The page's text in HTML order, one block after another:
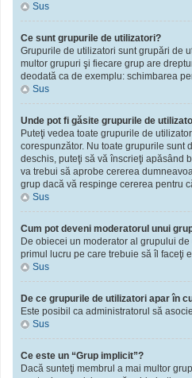
Sus
Ce sunt grupurile de utilizatori?
Grupurile de utilizatori sunt grupări de
multor grupuri şi fiecare grup are
deodată ca de exemplu: schimbarea
Sus
Unde pot fi găsite grupurile de
Puteţi vedea toate grupurile de
corespunzător. Nu toate grupurile sunt
deschis, puteţi să vă înscrieţi apăsând
va trebui să aprobe cererea
grup dacă vă respinge cererea pentru
Sus
Cum pot deveni moderatorul unui
De obiecei un moderator al grupului
primul lucru pe care trebuie să îl faceţi
Sus
De ce grupurile de utilizatori apar în
Este posibil ca administratorul să
Sus
Ce este un “Grup implicit”?
Dacă sunteţi membrul a mai multor